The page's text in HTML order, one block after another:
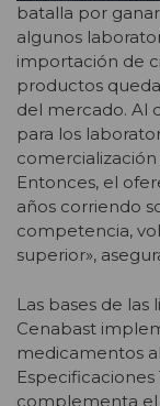
batalla por
algunos
importación de
productos
del mercado. Al
para los
Entonces, el
años corriendo
competencia,
superior»,
Las bases de
Cenabast
medicamentos
Especificaciones
complementa el